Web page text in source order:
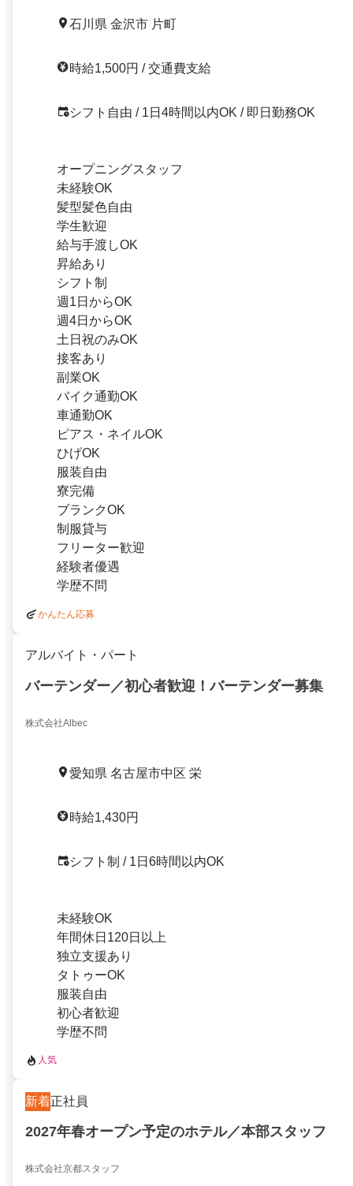
石川県 金沢市 片町
時給1,500円 / 交通費支給
シフト自由 / 1日4時間以内OK / 即日勤務OK
オープニングスタッフ
未経験OK
髪型髪色自由
学生歓迎
給与手渡しOK
昇給あり
シフト制
週1日からOK
週4日からOK
土日祝のみOK
接客あり
副業OK
バイク通勤OK
車通勤OK
ピアス・ネイルOK
ひげOK
服装自由
寮完備
ブランクOK
制服貸与
フリーター歓迎
経験者優遇
学歴不問
かんたん応募
アルバイト・パート
バーテンダー／初心者歓迎！バーテンダー募集
株式会社Albec
愛知県 名古屋市中区 栄
時給1,430円
シフト制 / 1日6時間以内OK
未経験OK
年間休日120日以上
独立支援あり
タトゥーOK
服装自由
初心者歓迎
学歴不問
人気
新着正社員
2027年春オープン予定のホテル／本部スタッフ
株式会社京都スタッフ